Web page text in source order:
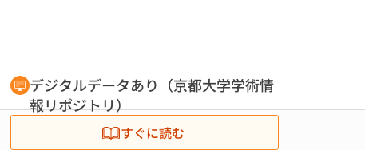
デジタルデータあり（京都大学学術情
報リポジトリ）
すぐに読む